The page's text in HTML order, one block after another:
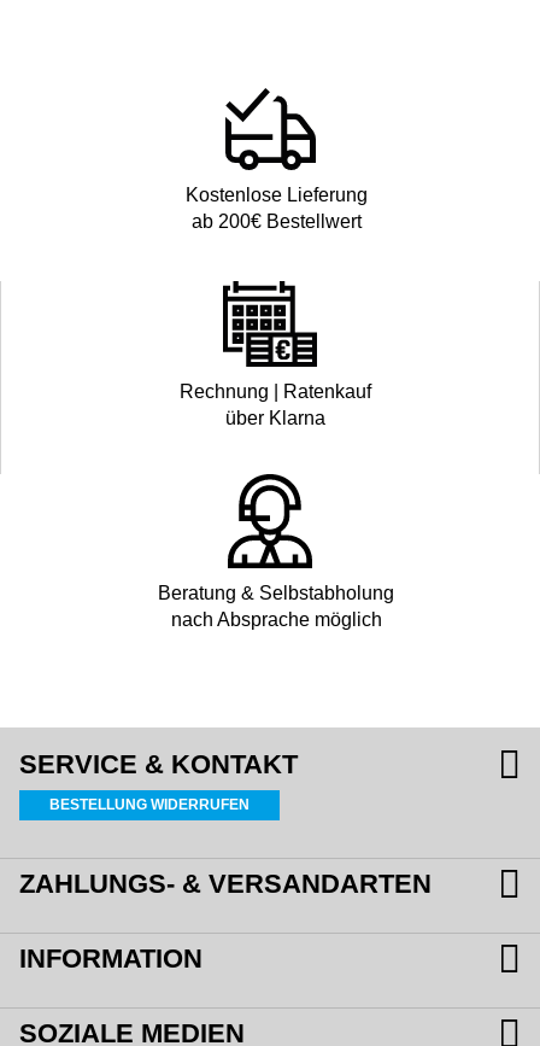
Kostenlose Lieferung
ab 200€ Bestellwert
Rechnung | Ratenkauf
über Klarna
Beratung & Selbstabholung
nach Absprache möglich
SERVICE & KONTAKT
BESTELLUNG WIDERRUFEN
ZAHLUNGS- & VERSANDARTEN
INFORMATION
SOZIALE MEDIEN